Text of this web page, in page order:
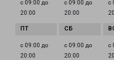
с 09:00 до
20:00
с 09:00 до
20:00
с
с 09:00 до
20:00
с 09:00 до
20:00
с